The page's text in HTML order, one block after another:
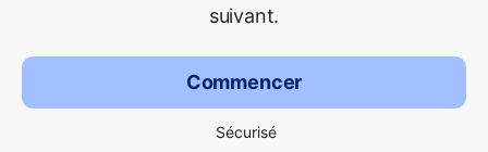
suivant.
Commencer
Sécurisé